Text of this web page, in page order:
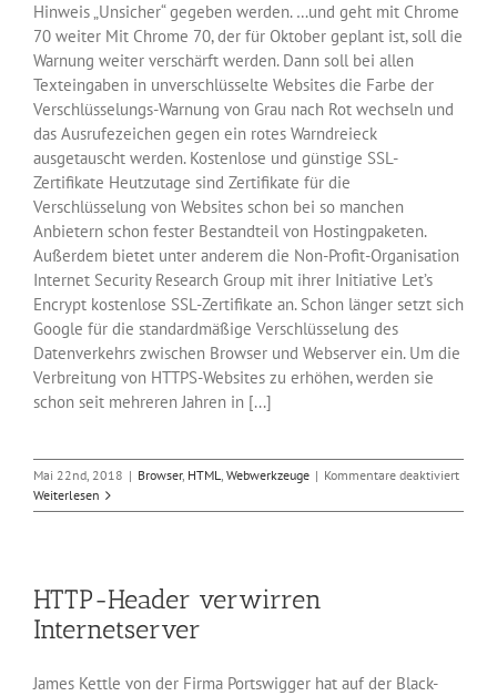
Hinweis „Unsicher“ gegeben werden. …und geht mit Chrome
70 weiter Mit Chrome 70, der für Oktober geplant ist, soll die
Warnung weiter verschärft werden. Dann soll bei allen
Texteingaben in unverschlüsselte Websites die Farbe der
Verschlüsselungs-Warnung von Grau nach Rot wechseln und
das Ausrufezeichen gegen ein rotes Warndreieck
ausgetauscht werden. Kostenlose und günstige SSL-
Zertifikate Heutzutage sind Zertifikate für die
Verschlüsselung von Websites schon bei so manchen
Anbietern schon fester Bestandteil von Hostingpaketen.
Außerdem bietet unter anderem die Non-Profit-Organisation
Internet Security Research Group mit ihrer Initiative Let’s
Encrypt kostenlose SSL-Zertifikate an. Schon länger setzt sich
Google für die standardmäßige Verschlüsselung des
Datenverkehrs zwischen Browser und Webserver ein. Um die
Verbreitung von HTTPS-Websites zu erhöhen, werden sie
schon seit mehreren Jahren in [...]
Mai 22nd, 2018 | Browser, HTML, Webwerkzeuge | Kommentare deaktiviertfür
Weiterlesen
HTTP-Header verwirren
Internetserver
James Kettle von der Firma Portswigger hat auf der Black-